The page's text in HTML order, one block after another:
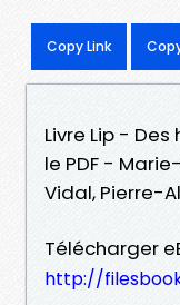
Copy Link
Livre Lip -
le PDF -
Vidal, Pierre-
Télécharger
http://